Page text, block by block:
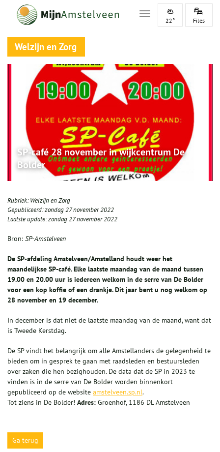
Toggle navigation
22° Files
Welzijn en Zorg
SP-café 28 november in wijkcentrum De
Bolder
Rubriek:Welzijn en Zorg
Gepubliceerd:zondag 27 november 2022
Laatste update:zondag 27 november 2022
Bron: SP-Amstelveen
De SP-afdeling Amstelveen/Amstelland houdt weer het
maandelijkse SP-café. Elke laatste maandag van de maand tussen
19.00 en 20.00 uur is iedereen welkom in de serre van De Bolder
voor een kop koffie of een drankje. Dit jaar bent u nog welkom op
28 november en 19 december.
In december is dat niet de laatste maandag van de maand, want dat
is Tweede Kerstdag.
De SP vindt het belangrijk om alle Amstellanders de gelegenheid te
bieden om in gesprek te gaan met raadsleden en bestuursleden
over zaken die hen bezighouden. De data dat de SP in 2023 te
vinden is in de serre van De Bolder worden binnenkort
gepubliceerd op de website amstelveen.sp.nl.
Tot ziens in De Bolder! Adres: Groenhof, 1186 DL Amstelveen
Ga terug